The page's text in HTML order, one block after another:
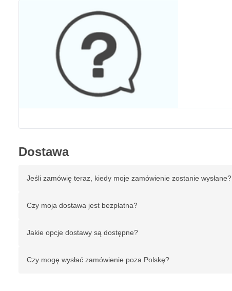
Dostawa
Jeśli zamówię teraz, kiedy moje zamówienie zostanie wysłane?
Czy moja dostawa jest bezpłatna?
Jakie opcje dostawy są dostępne?
Czy mogę wysłać zamówienie poza Polskę?